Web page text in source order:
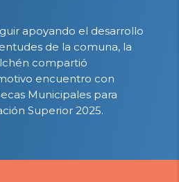
apoyando el desarrollo
de la comuna, la
compartió
encuentro con
Municipales para
Superior 2025.